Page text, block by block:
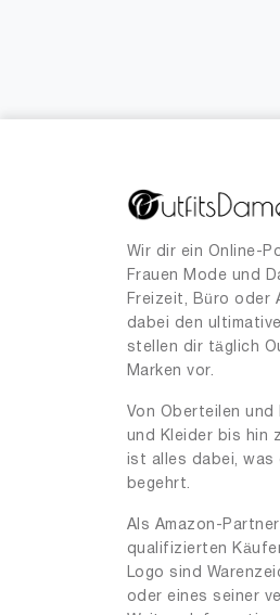
Wir dir ein Online-
Frauen Mode und
Freizeit, Büro oder
dabei den
stellen dir täglich
Marken vor.
Von Oberteilen und
und Kleider bis hin
ist alles dabei, was
begehrt.
Als Amazon-
qualifizierten
Logo sind
oder eines seiner